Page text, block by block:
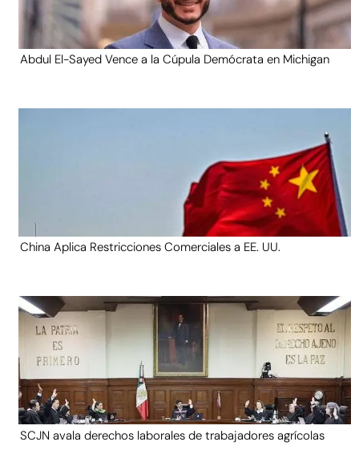
Abdul El-Sayed Vence a la Cúpula Demócrata en Michigan
China Aplica Restricciones Comerciales a EE. UU.
SCJN avala derechos laborales de trabajadores agrícolas